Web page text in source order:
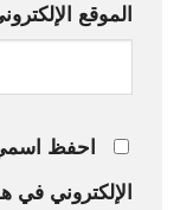
الموقع
احفظ
الإلكتروني في